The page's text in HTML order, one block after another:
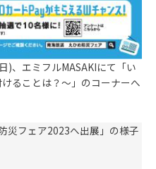
)、エミフルMASAKIにて「い
ることは？～」のコーナーへ
災フェア2023へ出展」の様子